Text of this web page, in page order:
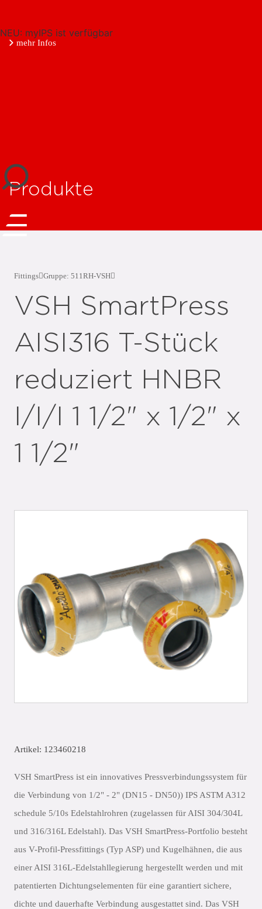
NEU: myIPS ist verfügbar
mehr Infos
Produkte
Fittings Gruppe: 511RH-VSH
VSH SmartPress
AISI316 T-Stück
reduziert HNBR
I/I/I 1 1/2" x 1/2" x
1 1/2"
Artikel: 123460218
VSH SmartPress ist ein innovatives Pressverbindungssystem für
die Verbindung von 1/2" - 2" (DN15 - DN50)) IPS ASTM A312
schedule 5/10s Edelstahlrohren (zugelassen für AISI 304/304L
und 316/316L Edelstahl). Das VSH SmartPress-Portfolio besteht
aus V-Profil-Pressfittings (Typ ASP) und Kugelhähnen, die aus
einer AISI 316L-Edelstahllegierung hergestellt werden und mit
patentierten Dichtungselementen für eine garantiert sichere,
dichte und dauerhafte Verbindung ausgestattet sind. Das VSH